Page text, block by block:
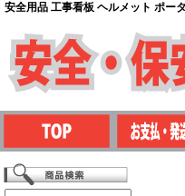
安全用品 工事看板 ヘルメット ポー